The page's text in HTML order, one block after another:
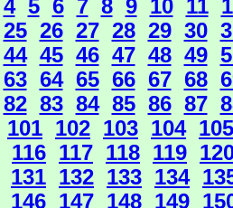
4 5 6 7 8 9 10 11
25 26 27 28 29 30
44 45 46 47 48 49
63 64 65 66 67 68
82 83 84 85 86 87
101 102 103 104 105
116 117 118 119
131 132 133 134
146 147 148 149